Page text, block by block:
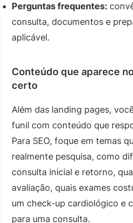
Perguntas frequentes:
consulta, documentos e
aplicável.
Conteúdo que aparece
certo
Além das landing pages,
funil com conteúdo que
Para SEO, foque em temas
realmente pesquisa, como
consulta inicial e retorno,
avaliação, quais exames
um check-up cardiológico e
para uma consulta.